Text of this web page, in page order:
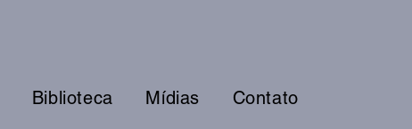
Biblioteca Mídias Contato